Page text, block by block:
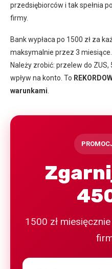
przedsiębiorców i tak spełnia
firmy.
Bank wypłaca po 1500 zł za
maksymalnie przez 3
Należy zrobić: przelew do
wpływ na konto. To
warunkami
1500 zł